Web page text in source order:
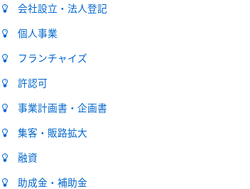
会社設立・法人登記
個人事業
フランチャイズ
許認可
事業計画書・企画書
集客・販路拡大
融資
助成金・補助金